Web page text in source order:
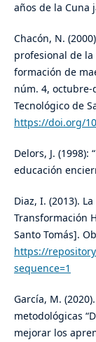
años de la Cuna
Chacón, N.
profesional de
formación de
núm. 4,
Tecnológico de
https://doi.org/
Delors, J. (1998):
educación
Diaz, I. (2013).
Transformación
Santo Tomás].
https://
sequence=1
García, M.
metodológicas
mejorar los